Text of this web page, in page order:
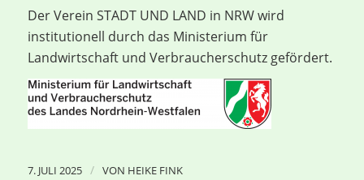
Der Verein STADT UND LAND in NRW wird
institutionell durch das Ministerium für
Landwirtschaft und Verbraucherschutz gefördert.
7. JULI 2025 / VON HEIKE FINK